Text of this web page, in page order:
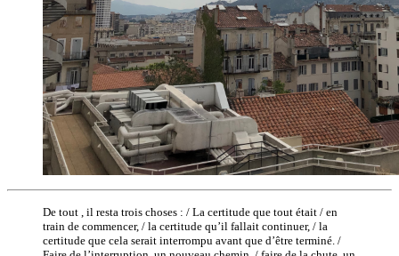
De tout , il resta trois choses : / La certitude que tout était / en
train de commencer, / la certitude qu’il fallait continuer, / la
certitude que cela serait interrompu avant que d’être terminé. /